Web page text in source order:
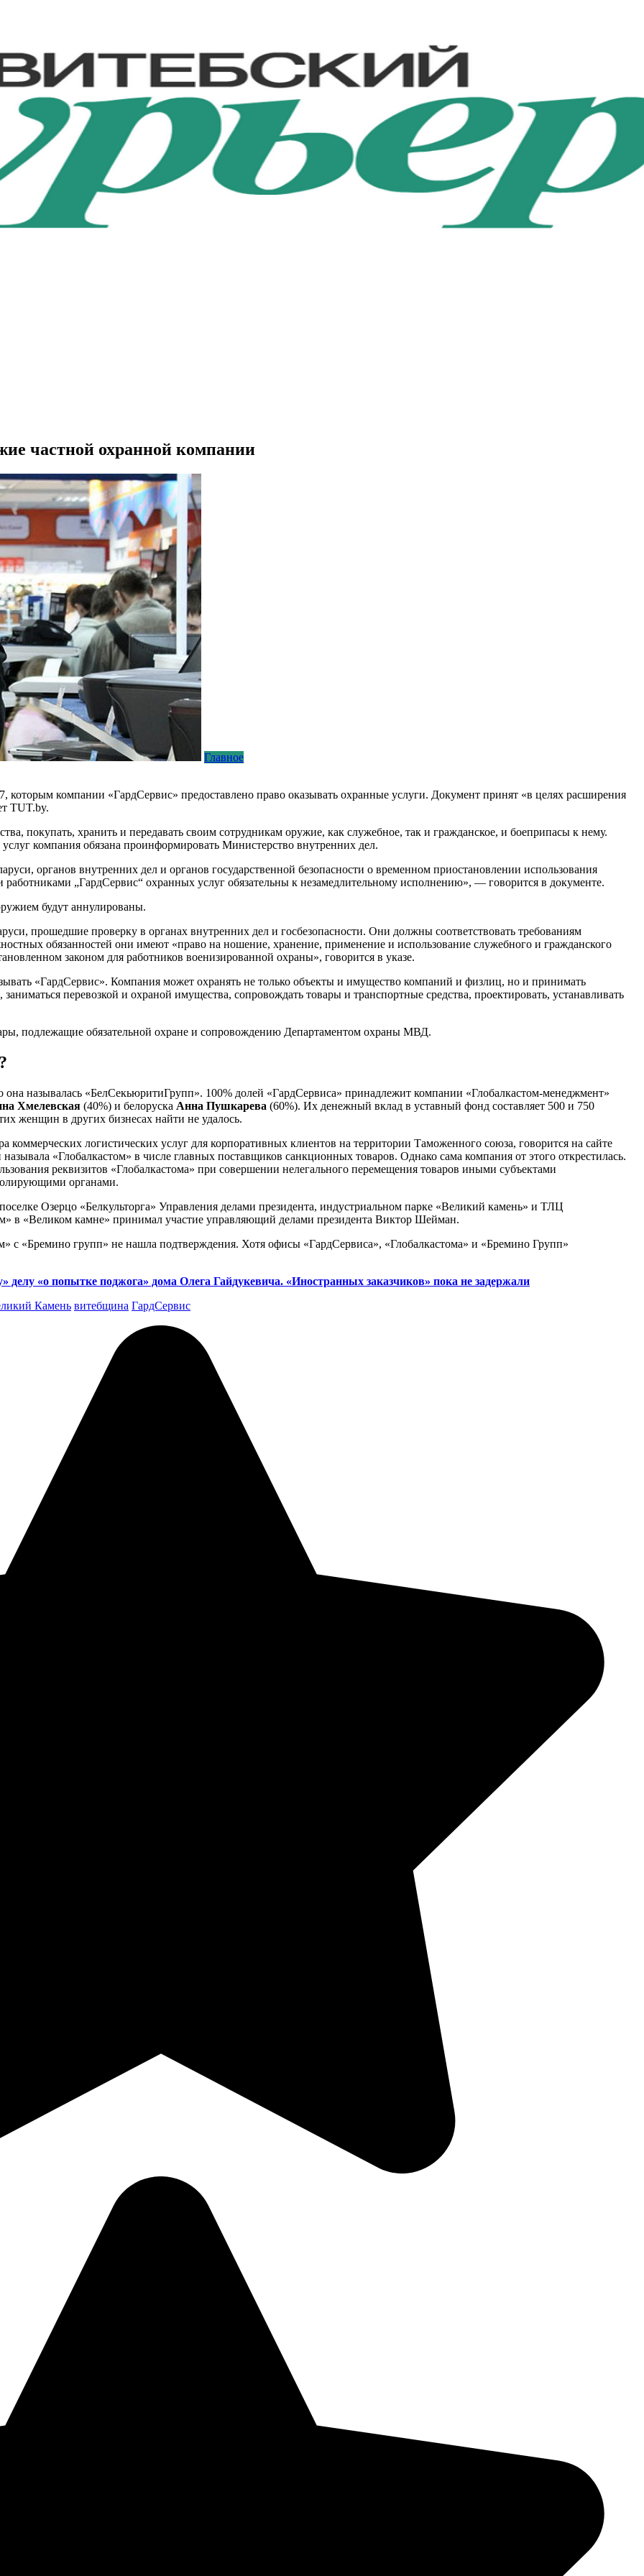
частной охранной компании
Главное
компании «ГардСервис» предоставлено право оказывать охранные услуги. Документ принят «в целях расширения
TUT.by.
покупать, хранить и передавать своим сотрудникам оружие, как служебное, так и гражданское, и боеприпасы к нему.
компания обязана проинформировать Министерство внутренних дел.
органов внутренних дел и органов государственной безопасности о временном приостановлении использования
„ГардСервис“ охранных услуг обязательны к незамедлительному исполнению», — говорится в документе.
будут аннулированы.
прошедшие проверку в органах внутренних дел и госбезопасности. Они должны соответствовать требованиям
обязанностей они имеют «право на ношение, хранение, применение и использование служебного и гражданского
законом для работников военизированной охраны», говорится в указе.
«ГардСервис». Компания может охранять не только объекты и имущество компаний и физлиц, но и принимать
перевозкой и охраной имущества, сопровождать товары и транспортные средства, проектировать, устанавливать
подлежащие обязательной охране и сопровождению Департаментом охраны МВД.
она называлась «БелСекьюритиГрупп». 100% долей «ГардСервиса» принадлежит компании «Глобалкастом-менеджмент»
Хмелевская (40%) и белоруска Анна Пушкарева (60%). Их денежный вклад в уставный фонд составляет 500 и 750
женщин в других бизнесах найти не удалось.
коммерческих логистических услуг для корпоративных клиентов на территории Таможенного союза, говорится на сайте
«Глобалкастом» в числе главных поставщиков санкционных товаров. Однако сама компания от этого открестилась.
реквизитов «Глобалкастома» при совершении нелегального перемещения товаров иными субъектами
органами.
Озерцо «Белкульторга» Управления делами президента, индустриальном парке «Великий камень» и ТЛЦ
в «Великом камне» принимал участие управляющий делами президента Виктор Шейман.
с «Бремино групп» не нашла подтверждения. Хотя офисы «ГардСервиса», «Глобалкастома» и «Бремино Групп»
делу «о попытке поджога» дома Олега Гайдукевича. «Иностранных заказчиков» пока не задержали
Камень витебщина ГардСервис